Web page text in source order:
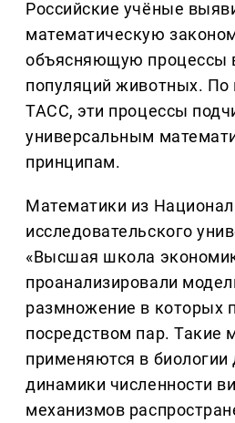
Российские учёные
математическую
объясняющую процессы
популяций животных.
ТАСС, эти процессы
универсальным
принципам.
Математики из
исследовательского
«Высшая школа
проанализировали
размножение в которых
посредством пар. Такие
применяются в биологии
динамики численности
механизмов